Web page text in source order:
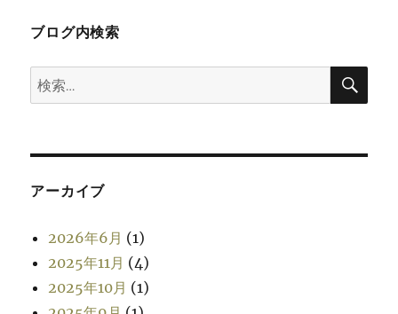
ブログ内検索
検
索:
検
アーカイブ
2026年6月 (1)
2025年11月 (4)
2025年10月 (1)